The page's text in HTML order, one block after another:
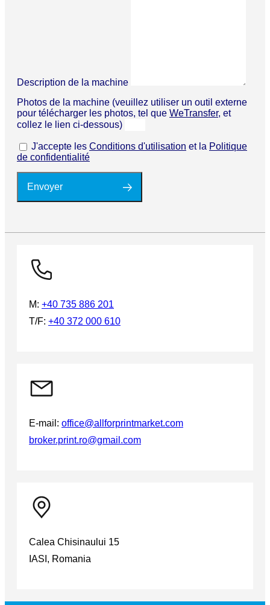
Description de la machine
Photos de la machine (veuillez utiliser un outil externe
pour télécharger les photos, tel que WeTransfer, et
collez le lien ci-dessous)
J'accepte les Conditions d'utilisation et la Politique
de confidentialité
Envoyer
M: +40 735 886 201
T/F: +40 372 000 610
E-mail: office@allforprintmarket.com
broker.print.ro@gmail.com
Calea Chisinaului 15
IASI, Romania